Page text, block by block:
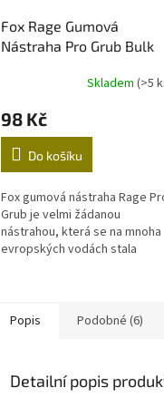
Fox Rage Gumová
Nástraha Pro Grub Bulk
Skladem (>5
98 Kč
Do košíku
Fox gumová nástraha Rage
Grub je velmi žádanou
nástrahou, která se na mnoha
evropských vodách stala
Popis Podobné (6)
Detailní popis